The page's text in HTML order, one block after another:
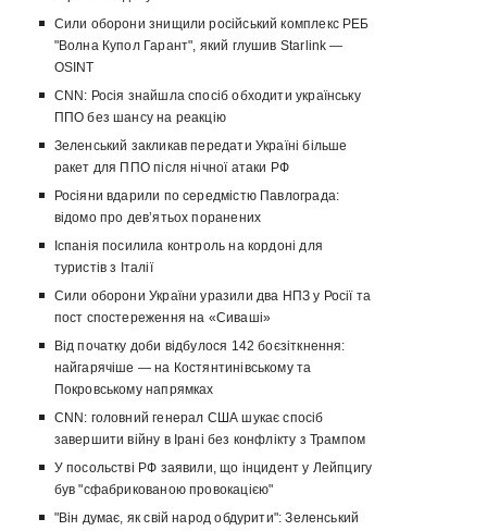
Сили оборони знищили російський комплекс РЕБ
"Волна Купол Гарант", який глушив Starlink —
OSINT
CNN: Росія знайшла спосіб обходити українську
ППО без шансу на реакцію
Зеленський закликав передати Україні більше
ракет для ППО після нічної атаки РФ
Росіяни вдарили по середмістю Павлограда:
відомо про девʼятьох поранених
Іспанія посилила контроль на кордоні для
туристів з Італії
Сили оборони України уразили два НПЗ у Росії та
пост спостереження на «Сиваші»
Від початку доби відбулося 142 боєзіткнення:
найгарячіше — на Костянтинівському та
Покровському напрямках
CNN: головний генерал США шукає спосіб
завершити війну в Ірані без конфлікту з Трампом
У посольстві РФ заявили, що інцидент у Лейпцигу
був "сфабрикованою провокацією"
"Він думає, як свій народ обдурити": Зеленський